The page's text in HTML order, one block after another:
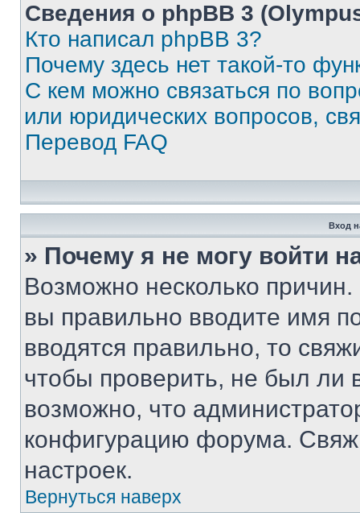
Сведения о phpBB 3
Кто написал phpBB 3?
Почему здесь нет такой-то
С кем можно связаться по
или юридических вопросов,
Перевод FAQ
Вход
» Почему я не могу войти
Возможно несколько
вы правильно вводите имя
вводятся правильно, то
чтобы проверить, не был ли
возможно, что
конфигурацию форума.
настроек.
Вернуться наверх